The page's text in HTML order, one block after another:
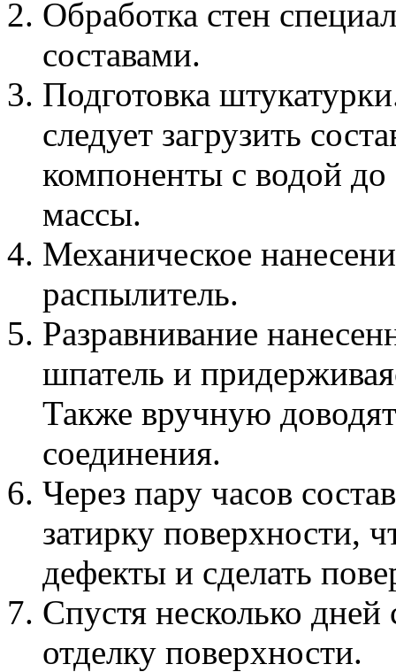
Обработка стен
составами.
Подготовка
следует загрузить
компоненты с водой
массы.
Механическое
распылитель.
Разравнивание
шпатель и
Также вручную
соединения.
Через пару часов
затирку поверхности,
дефекты и сделать
Спустя несколько
отделку поверхности.